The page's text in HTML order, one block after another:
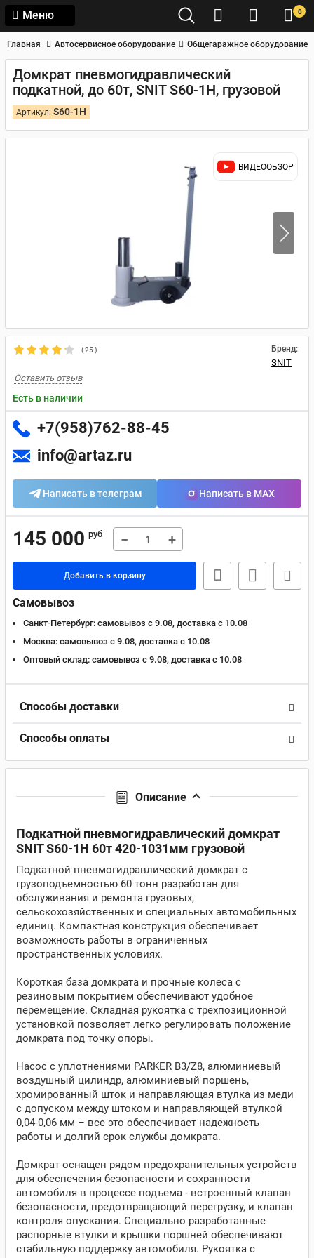
Меню 0
Главная Автосервисное оборудование Общегаражное оборудование
Домкрат пневмогидравлический
подкатной, до 60т, SNIT S60-1H, грузовой
Артикул: S60-1H
ВИДЕООБЗОР
(25) Бренд:
SNIT
Оставить отзыв
Есть в наличии
+7(958)762-88-45
info@artaz.ru
Написать в телеграм Написать в MAX
145 000 руб − +
Добавить в корзину
Самовывоз
Санкт-Петербург: самовывоз с 9.08, доставка c 10.08
Москва: самовывоз с 9.08, доставка c 10.08
Оптовый склад: самовывоз с 9.08, доставка c 10.08
Способы доставки
Способы оплаты
Описание
Подкатной пневмогидравлический домкрат
SNIT S60-1H 60т 420-1031мм грузовой
Подкатной пневмогидравлический домкрат с
грузоподъемностью 60 тонн разработан для
обслуживания и ремонта грузовых,
сельскохозяйственных и специальных автомобильных
единиц. Компактная конструкция обеспечивает
возможность работы в ограниченных
пространственных условиях.
Короткая база домкрата и прочные колеса с
резиновым покрытием обеспечивают удобное
перемещение. Складная рукоятка с трехпозиционной
установкой позволяет легко регулировать положение
домкрата под точку опоры.
Насос с уплотнениями PARKER B3/Z8, алюминиевый
воздушный цилиндр, алюминиевый поршень,
хромированный шток и направляющая втулка из меди
с допуском между штоком и направляющей втулкой
0,04-0,06 мм – все это обеспечивает надежность
работы и долгий срок службы домкрата.
Домкрат оснащен рядом предохранительных устройств
для обеспечения безопасности и сохранности
автомобиля в процессе подъема - встроенный клапан
безопасности, предотвращающий перегрузку, и клапан
контроля опускания. Специально разработанные
распорные втулки и крышки поршней обеспечивают
стабильную поддержку автомобиля. Рукоятка с